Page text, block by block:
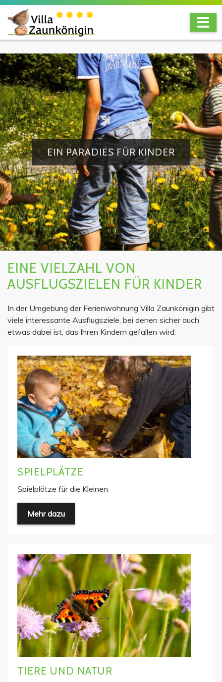
EIN PARADIES FÜR KINDER
EINE VIELZAHL VON
AUSFLUGSZIELEN FÜR KINDER
In der Umgebung der Ferienwohnung Villa Zaunkönigin gibt
viele interessante Ausflugsziele, bei denen sicher auch
etwas dabei ist, das Ihren Kindern gefallen wird.
SPIELPLÄTZE
Spielplätze für die Kleinen
Mehr dazu
TIERE UND NATUR